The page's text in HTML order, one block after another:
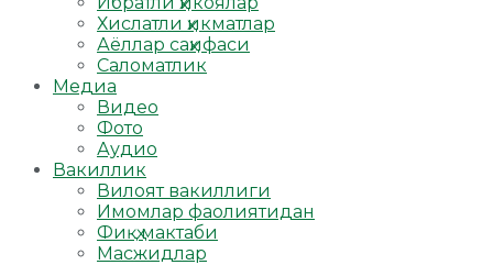
Хислатли ҳикматлар
Аёллар саҳифаси
Саломатлик
Медиа
Видео
Фото
Аудио
Вакиллик
Вилоят вакиллиги
Имомлар фаолиятидан
Фиқҳ мактаби
Масжидлар